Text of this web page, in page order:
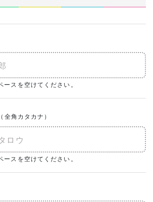
スを空けてください。
（全角カタカナ）
スを空けてください。